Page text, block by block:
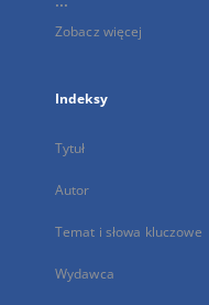
Zobacz więcej
Indeksy
Tytuł
Autor
Temat i słowa kluczowe
Wydawca